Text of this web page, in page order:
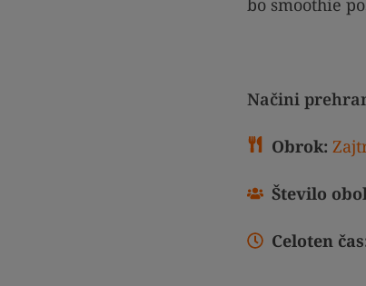
bo smoothie
Načini
Obrok:
Število
Celoten